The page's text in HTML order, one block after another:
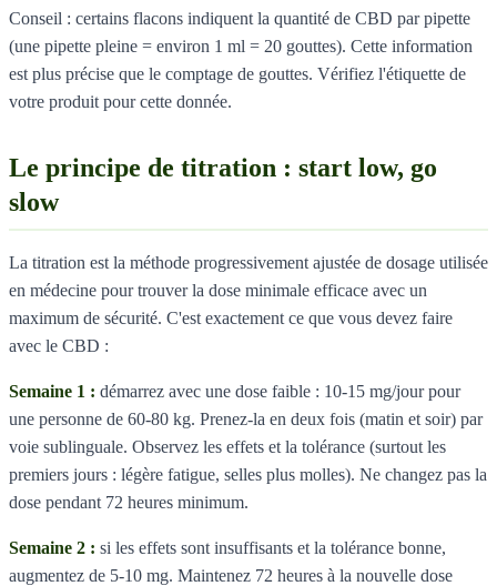
Conseil : certains flacons indiquent la quantité de CBD par pipette
(une pipette pleine = environ 1 ml = 20 gouttes). Cette information
est plus précise que le comptage de gouttes. Vérifiez l'étiquette de
votre produit pour cette donnée.
Le principe de titration : start low, go
slow
La titration est la méthode progressivement ajustée de dosage utilisée
en médecine pour trouver la dose minimale efficace avec un
maximum de sécurité. C'est exactement ce que vous devez faire
avec le CBD :
Semaine 1 : démarrez avec une dose faible : 10-15 mg/jour pour
une personne de 60-80 kg. Prenez-la en deux fois (matin et soir) par
voie sublinguale. Observez les effets et la tolérance (surtout les
premiers jours : légère fatigue, selles plus molles). Ne changez pas la
dose pendant 72 heures minimum.
Semaine 2 : si les effets sont insuffisants et la tolérance bonne,
augmentez de 5-10 mg. Maintenez 72 heures à la nouvelle dose